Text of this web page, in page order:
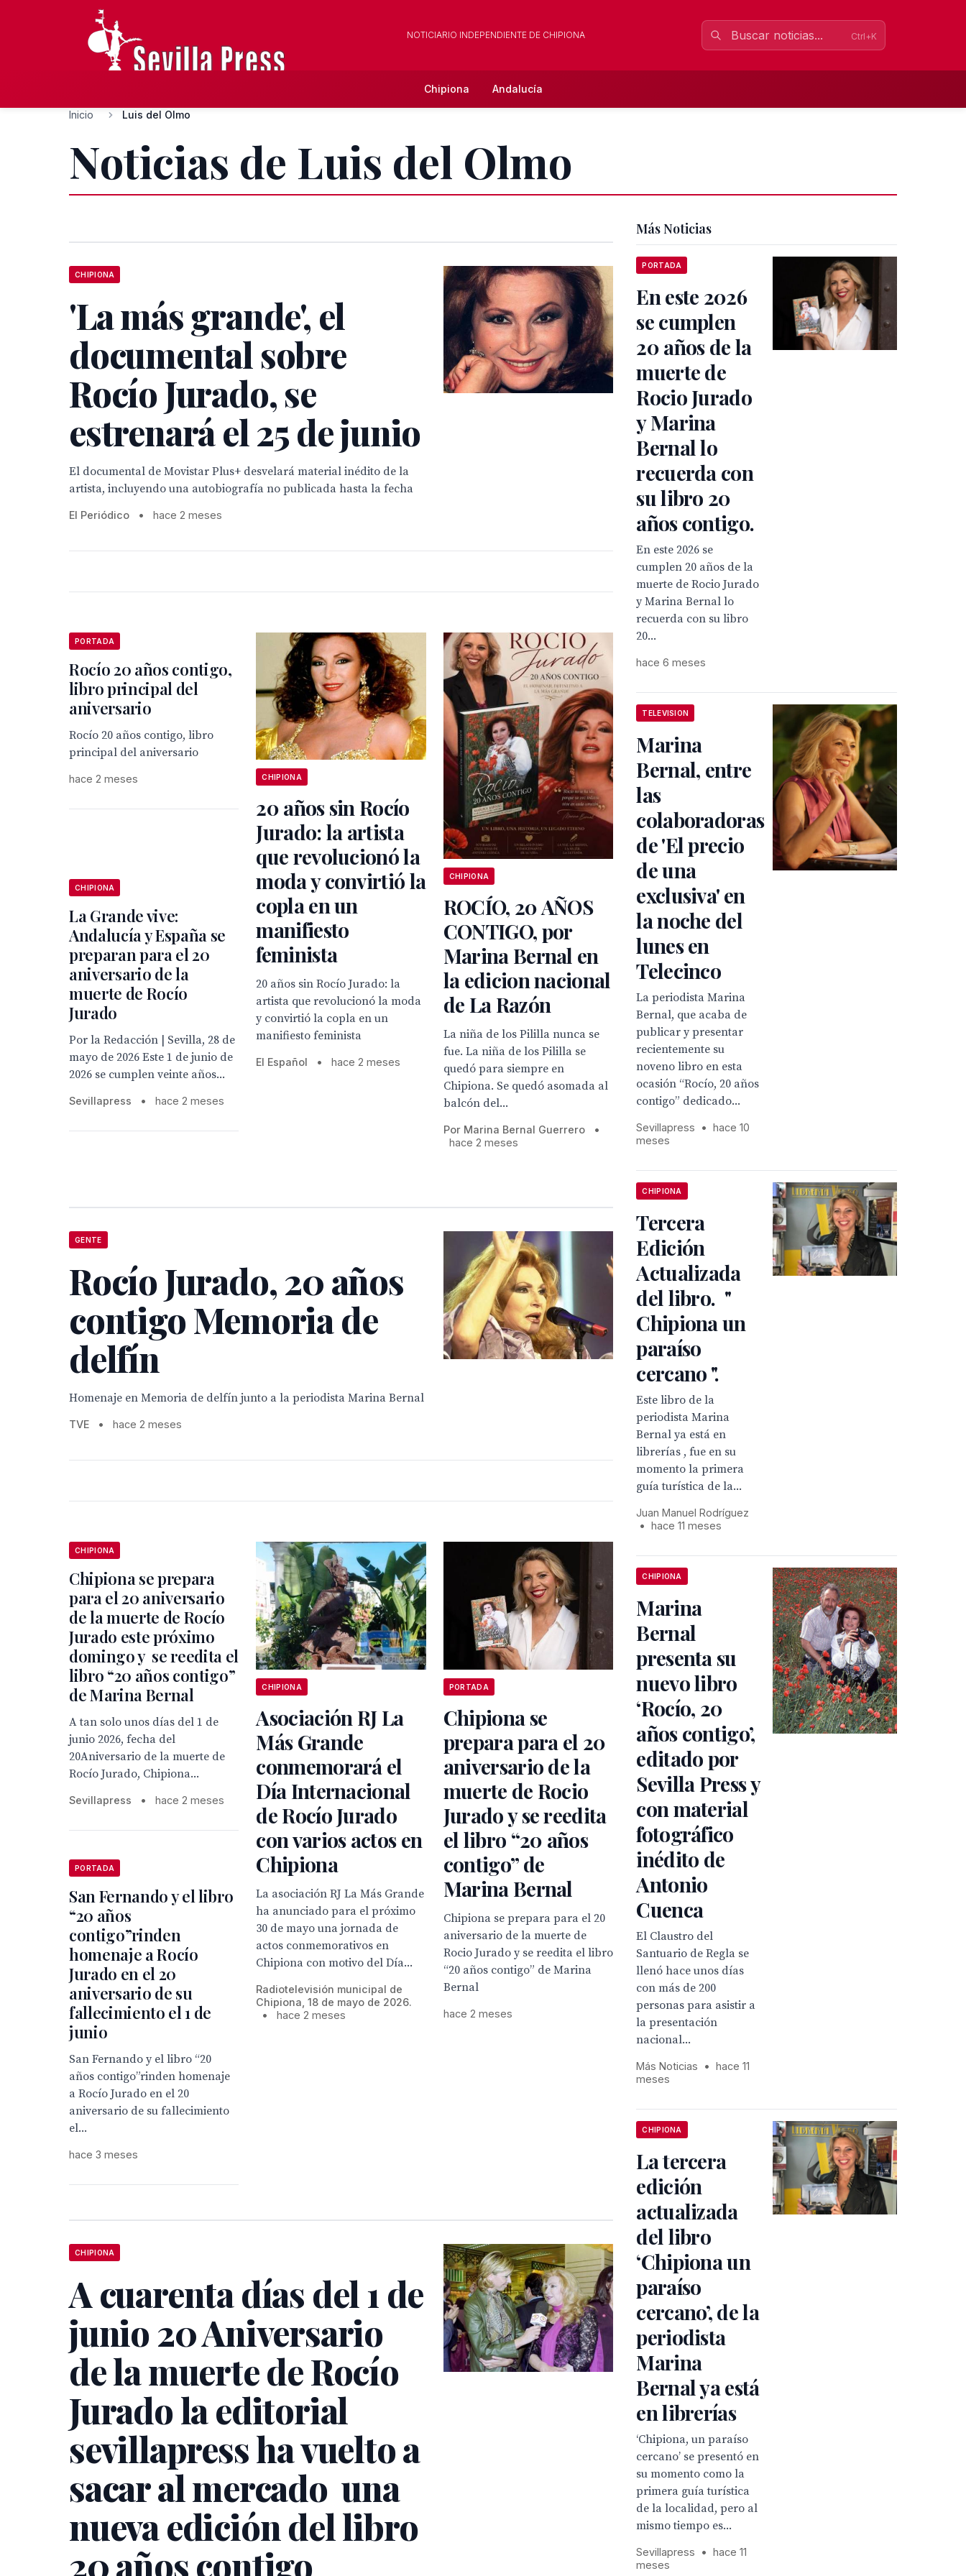
NOTICIARIO INDEPENDIENTE DE CHIPIONA Ctrl+K
Chipiona Andalucía
Inicio Luis del Olmo
Noticias de Luis del Olmo
CHIPIONA
'La más grande', el
documental sobre
Rocío Jurado, se
estrenará el 25 de junio
El documental de Movistar Plus+ desvelará material inédito de la
artista, incluyendo una autobiografía no publicada hasta la fecha
El Periódico • hace 2 meses
PORTADA
Rocío 20 años contigo,
libro principal del
aniversario
Rocío 20 años contigo, libro
principal del aniversario
hace 2 meses CHIPIONA
20 años sin Rocío
Jurado: la artista
que revolucionó la
moda y convirtió la
copla en un
manifiesto
feminista
20 años sin Rocío Jurado: la
artista que revolucionó la moda
y convirtió la copla en un
manifiesto feminista
El Español • hace 2 meses
CHIPIONA
ROCÍO, 20 AÑOS
CONTIGO, por
Marina Bernal en
la edicion nacional
de La Razón
La niña de los Pililla nunca se
fue. La niña de los Pililla se
quedó para siempre en
Chipiona. Se quedó asomada al
balcón del...
Por Marina Bernal Guerrero
•
hace 2 meses
CHIPIONA
La Grande vive:
Andalucía y España se
preparan para el 20
aniversario de la
muerte de Rocío
Jurado
Por la Redacción | Sevilla, 28 de
mayo de 2026 Este 1 de junio de
2026 se cumplen veinte años...
Sevillapress • hace 2 meses
GENTE
Rocío Jurado, 20 años
contigo Memoria de
delfín
Homenaje en Memoria de delfín junto a la periodista Marina Bernal
TVE • hace 2 meses
CHIPIONA
Chipiona se prepara
para el 20 aniversario
de la muerte de Rocío
Jurado este próximo
domingo y se reedita el
libro “20 años contigo”
de Marina Bernal
A tan solo unos días del 1 de
junio 2026, fecha del
20Aniversario de la muerte de
Rocío Jurado, Chipiona...
Sevillapress • hace 2 meses
CHIPIONA
Asociación RJ La
Más Grande
conmemorará el
Día Internacional
de Rocío Jurado
con varios actos en
Chipiona
La asociación RJ La Más Grande
ha anunciado para el próximo
30 de mayo una jornada de
actos conmemorativos en
Chipiona con motivo del Día...
Radiotelevisión municipal de
Chipiona, 18 de mayo de 2026.
•
hace 2 meses
PORTADA
Chipiona se
prepara para el 20
aniversario de la
muerte de Rocio
Jurado y se reedita
el libro “20 años
contigo” de
Marina Bernal
Chipiona se prepara para el 20
aniversario de la muerte de
Rocio Jurado y se reedita el libro
“20 años contigo” de Marina
Bernal
hace 2 meses
PORTADA
San Fernando y el libro
“20 años
contigo”rinden
homenaje a Rocío
Jurado en el 20
aniversario de su
fallecimiento el 1 de
junio
San Fernando y el libro “20
años contigo”rinden homenaje
a Rocío Jurado en el 20
aniversario de su fallecimiento
el...
hace 3 meses
CHIPIONA
A cuarenta días del 1 de
junio 20 Aniversario
de la muerte de Rocío
Jurado la editorial
sevillapress ha vuelto a
sacar al mercado una
nueva edición del libro
20 años contigo
Más Noticias
PORTADA
En este 2026
se cumplen
20 años de la
muerte de
Rocio Jurado
y Marina
Bernal lo
recuerda con
su libro 20
años contigo.
En este 2026 se
cumplen 20 años de la
muerte de Rocio Jurado
y Marina Bernal lo
recuerda con su libro
20...
hace 6 meses
TELEVISION
Marina
Bernal, entre
las
colaboradoras
de 'El precio
de una
exclusiva' en
la noche del
lunes en
Telecinco
La periodista Marina
Bernal, que acaba de
publicar y presentar
recientemente su
noveno libro en esta
ocasión “Rocío, 20 años
contigo” dedicado...
Sevillapress •
hace 10
meses
CHIPIONA
Tercera
Edición
Actualizada
del libro. "
Chipiona un
paraíso
cercano ".
Este libro de la
periodista Marina
Bernal ya está en
librerías , fue en su
momento la primera
guía turística de la...
Juan Manuel Rodríguez
•
hace 11 meses
CHIPIONA
Marina
Bernal
presenta su
nuevo libro
‘Rocío, 20
años contigo’,
editado por
Sevilla Press y
con material
fotográfico
inédito de
Antonio
Cuenca
El Claustro del
Santuario de Regla se
llenó hace unos días
con más de 200
personas para asistir a
la presentación
nacional...
Más Noticias •
hace 11
meses
CHIPIONA
La tercera
edición
actualizada
del libro
‘Chipiona un
paraíso
cercano’, de la
periodista
Marina
Bernal ya está
en librerías
‘Chipiona, un paraíso
cercano’ se presentó en
su momento como la
primera guía turística
de la localidad, pero al
mismo tiempo es...
Sevillapress •
hace 11
meses